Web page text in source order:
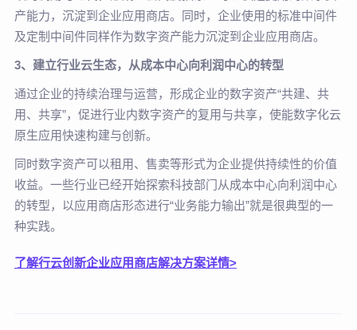
产能力，沉淀到企业应用商店。同时，企业使用的标准中间件
及定制中间件同样作为数字资产能力沉淀到企业应用商店。
3、建立行业云生态，从成本中心向利润中心的转型
通过企业的持续治理与运营，形成企业的数字资产“共建、共
用、共享”，促进行业内数字资产的复用与共享，使能数字化云
原生应用快速构建与创新。
同时数字资产可以租用、售卖等形式为企业提供持续性的价值
收益。一些行业已经开始探索科技部门从成本中心向利润中心
的转型，以应用商店形态进行“业务能力输出”就是很典型的一
种实践。
了解行云创新企业应用商店解决方案详情>